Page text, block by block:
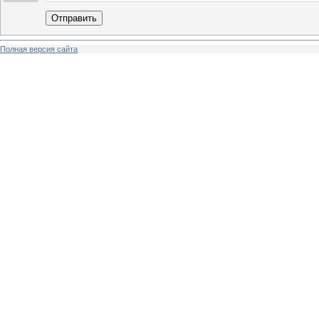
Отправить
Полная версия сайта